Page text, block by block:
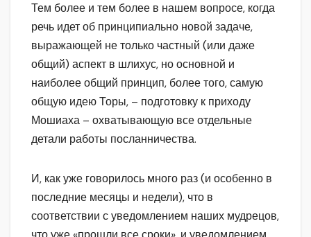
Тем более и тем более в нашем вопросе, когда
речь идет об принципиально новой задаче,
выражающей не только частный (или даже
общий) аспект в шлихус, но основной и
наиболее общий принцип, более того, самую
общую идею Торы, – подготовку к приходу
Мошиаха – охватывающую все отдельные
детали работы посланничества.
И, как уже говорилось много раз (и особенно в
последние месяцы и недели), что в
соответствии с уведомлением наших мудрецов,